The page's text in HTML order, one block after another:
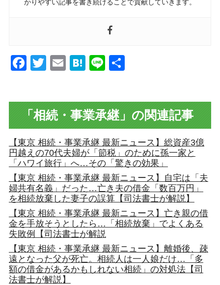
かりやすい記事を書き続けることで貢献していきます。
Facebook
Twitter
EmailHatena
Line共
「相続・事業承継」の関連記事
【東京 相続・事業承継 最新ニュース】総資産3億
円越えの70代夫婦が「節税」のために孫一家と
「ハワイ旅行」へ…その「驚きの効果」
【東京 相続・事業承継 最新ニュース】自宅は「夫
婦共有名義」だった…亡き夫の借金「数百万円」
を相続放棄した妻子の誤算【司法書士が解説】
【東京 相続・事業承継 最新ニュース】亡き親の借
金を手放そうとしたら…「相続放棄」でよくある
失敗例【司法書士が解説
【東京 相続・事業承継 最新ニュース】離婚後、疎
遠となった父が死亡。相続人は一人娘だけ…「多
額の借金があるかもしれない相続」の対処法【司
法書士が解説】